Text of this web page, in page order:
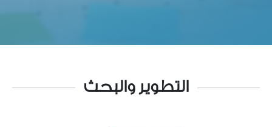
التطوير والبحث